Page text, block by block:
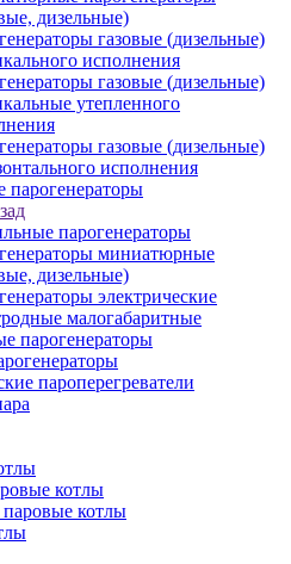
дизельные)
газовые (дизельные)
исполнения
газовые (дизельные)
утепленного
газовые (дизельные)
исполнения
парогенераторы
миниатюрные
дизельные)
электрические
малогабаритные
парогенераторы
пароперегреватели
котлы
котлы